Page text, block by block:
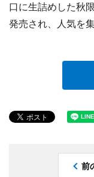
口に生詰めした秋
発売され、人気を
前